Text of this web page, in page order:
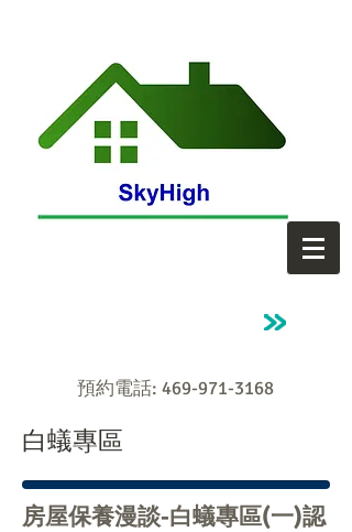
預約電話: 469-971-3168
白蟻專區
房屋保養漫談-白蟻專區(一)認